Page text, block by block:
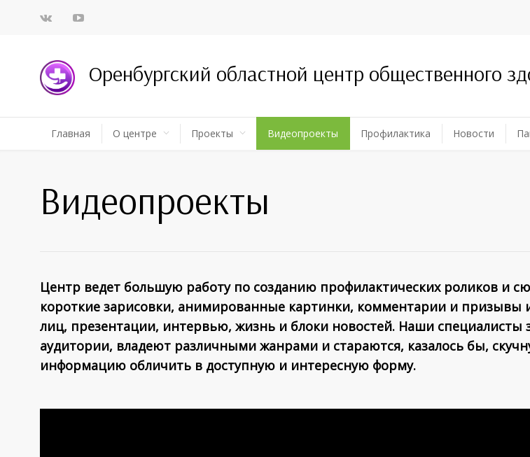
Оренбургский областной центр общественного
Главная О центре Проекты Видеопроекты Профилактика Новости
Видеопроекты
Центр ведет большую работу по созданию профилактических роликов и
короткие зарисовки, анимированные картинки, комментарии и призывы
лиц, презентации, интервью, жизнь и блоки новостей. Наши специалисты
аудитории, владеют различными жанрами и стараются, казалось бы,
информацию обличить в доступную и интересную форму.